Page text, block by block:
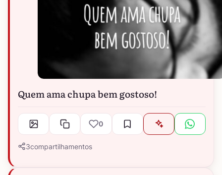
Quem ama chupa bem gostoso!
0
3compartilhamentos